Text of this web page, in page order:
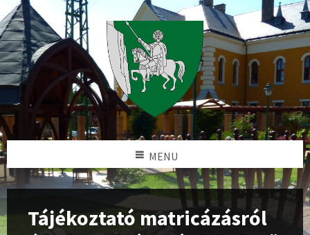
MENU
Tájékoztató matricázásról